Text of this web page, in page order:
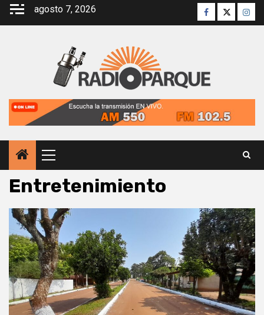
Saltar
agosto 7, 2026 Facebook
Twitter
Menú
principal
Entretenimiento